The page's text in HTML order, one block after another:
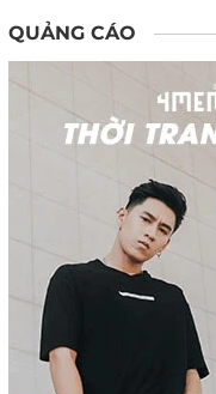
QUẢNG CÁO